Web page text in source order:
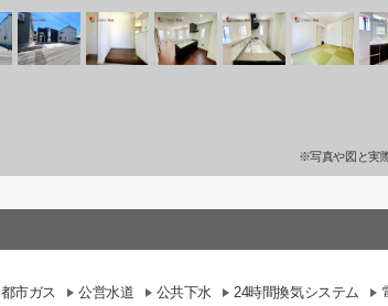
※写真や図と実
都市ガス 公営水道 公共下水 24時間換気システム